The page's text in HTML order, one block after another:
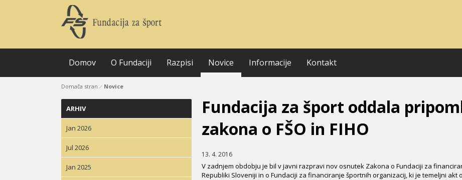
Domov O Fundaciji Razpisi Novice Informacije Kontakt
Domača stran Novice
Fundacija za šport oddala
zakona o FŠO in FIHO
13. 4. 2016
V zadnjem obdobju je bil v javni razpravi nov osnutek Zakona o Fundaciji za
Republiki Sloveniji in o Fundaciji za financiranje športnih organizacij, ki je temeljni akt
ARHIV
Jan 2026
Jul 2026
Jan 2025